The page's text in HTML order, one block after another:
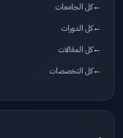
كل الجامعات
كل الدورات
كل المقالات
كل التخصصات